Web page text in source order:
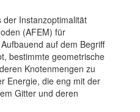
der Instanzoptimalität
(AFEM) für
auf dem Begriff
bestimmte geometrische
Knotenmengen zu
Energie, die eng mit der
Gitter und deren